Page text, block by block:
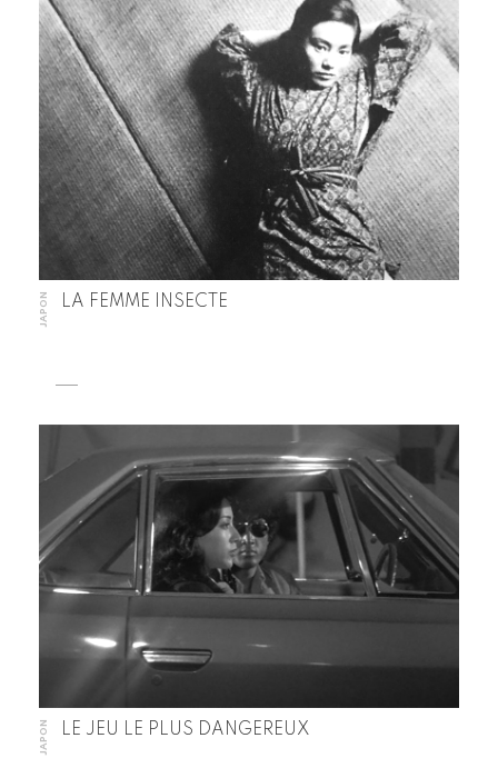
JAPON LA FEMME INSECTE
JAPON LE JEU LE PLUS DANGEREUX